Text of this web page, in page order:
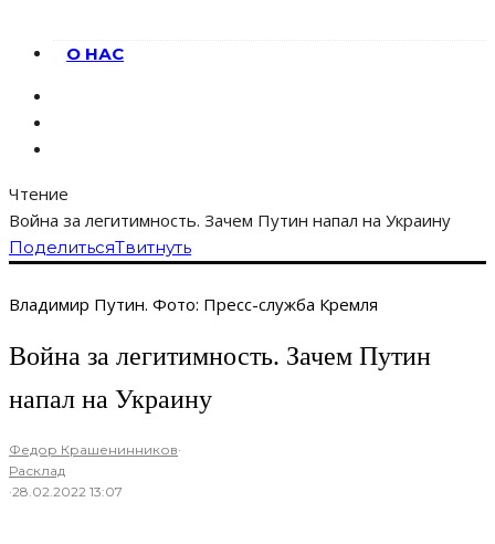
О НАС
Чтение
Война за легитимность. Зачем Путин напал на Украину
ПоделитьсяТвитнуть
Владимир Путин. Фото: Пресс-служба Кремля
Война за легитимность. Зачем Путин
напал на Украину
Федор Крашенинников·
Расклад
·28.02.2022 13:07